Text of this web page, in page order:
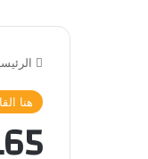
هنا